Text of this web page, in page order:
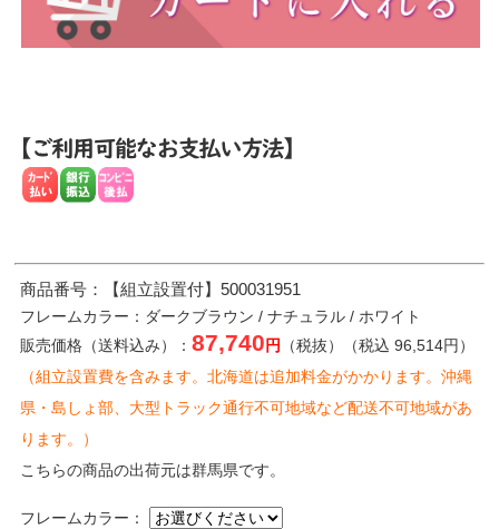
商品番号：【組立設置付】500031951
フレームカラー：ダークブラウン / ナチュラル / ホワイト
販売価格（送料込み）：87,740 円
（税抜）（税込 96,514円）
（組立設置費を含みます。北海道は追加料金がかかります。沖縄
県・島しょ部、大型トラック通行不可地域など配送不可地域があ
ります。）
こちらの商品の出荷元は群馬県です。
フレームカラー：